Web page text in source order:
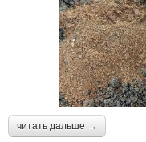
читать дальше →